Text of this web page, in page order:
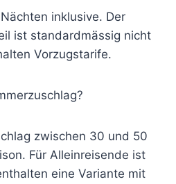
inklusive. Der
ist standardmässig nicht
Vorzugstarife.
zwischen 30 und 50
Für Alleinreisende ist
eine Variante mit